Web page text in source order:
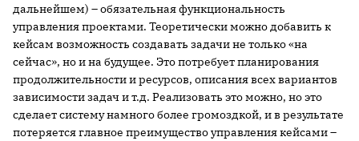
дальнейшем) – обязательная функциональность
управления проектами. Теоретически можно добавить к
кейсам возможность создавать задачи не только «на
сейчас», но и на будущее. Это потребует планирования
продолжительности и ресурсов, описания всех вариантов
зависимости задач и т.д. Реализовать это можно, но это
сделает систему намного более громоздкой, и в результате
потеряется главное преимущество управления кейсами –